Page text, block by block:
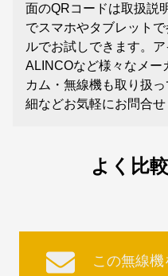
面のQRコードは取扱説
でスマホやタブレット
ルでお試しできます。
ALINCOなど様々なメー
カム・無線機も取り扱
細などお気軽にお問合
よく比
この無線